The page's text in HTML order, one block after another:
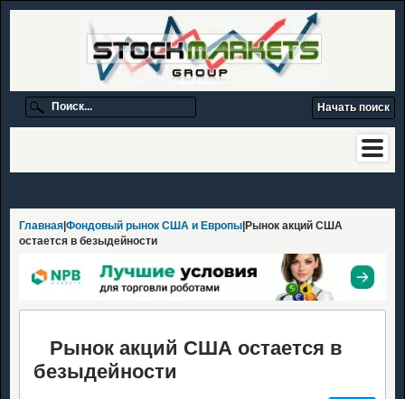
Главная Фондовый рынок США и Европы |Рынок акций США
остается в безыдейности
Рынок акций США остается в
безыдейности